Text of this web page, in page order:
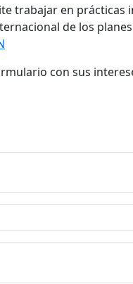
trabajar en prácticas
de los
con sus